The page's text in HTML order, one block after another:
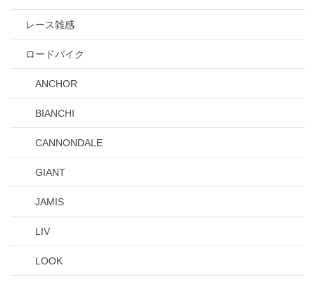
レース雑感
ロードバイク
ANCHOR
BIANCHI
CANNONDALE
GIANT
JAMIS
LIV
LOOK